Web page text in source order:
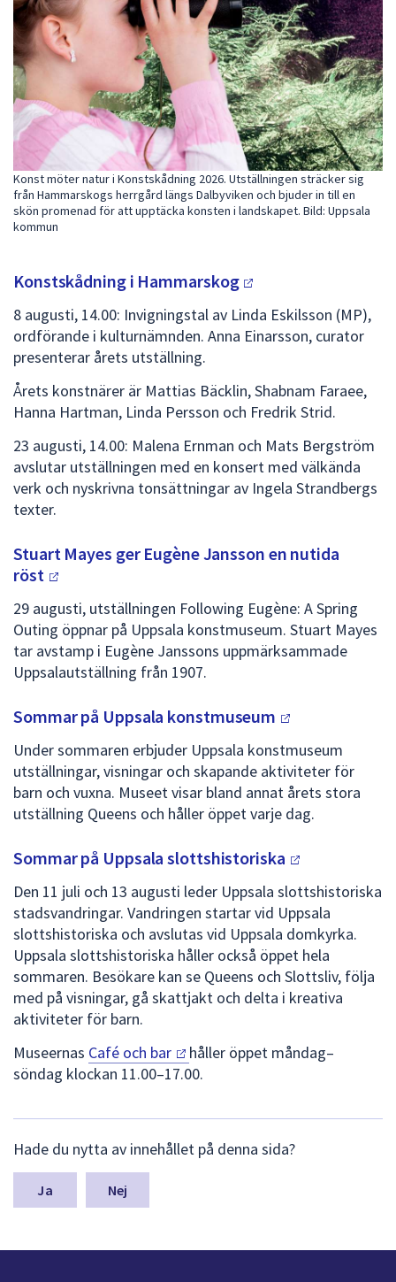
Konst möter natur i Konstskådning 2026. Utställningen sträcker sig
från Hammarskogs herrgård längs Dalbyviken och bjuder in till en
skön promenad för att upptäcka konsten i landskapet. Bild: Uppsala
kommun
Konstskådning i Hammarskog
8 augusti, 14.00: Invigningstal av Linda Eskilsson (MP),
ordförande i kulturnämnden. Anna Einarsson, curator
presenterar årets utställning.
Årets konstnärer är Mattias Bäcklin, Shabnam Faraee,
Hanna Hartman, Linda Persson och Fredrik Strid.
23 augusti, 14.00: Malena Ernman och Mats Bergström
avslutar utställningen med en konsert med välkända
verk och nyskrivna tonsättningar av Ingela Strandbergs
texter.
Stuart Mayes ger Eugène Jansson en nutida
röst
29 augusti, utställningen Following Eugène: A Spring
Outing öppnar på Uppsala konstmuseum. Stuart Mayes
tar avstamp i Eugène Janssons uppmärksammade
Uppsalautställning från 1907.
Sommar på Uppsala konstmuseum
Under sommaren erbjuder Uppsala konstmuseum
utställningar, visningar och skapande aktiviteter för
barn och vuxna. Museet visar bland annat årets stora
utställning Queens och håller öppet varje dag.
Sommar på Uppsalaslottshistoriska
Den 11 juli och 13 augusti leder Uppsala slottshistoriska
stadsvandringar. Vandringen startar vid Uppsala
slottshistoriska och avslutas vid Uppsala domkyrka.
Uppsala slottshistoriska håller också öppet hela
sommaren. Besökare kan se Queens och Slottsliv, följa
med på visningar, gå skattjakt och delta i kreativa
aktiviteter för barn.
Museernas Café och bar
håller öppet måndag–
söndag klockan 11.00–17.00.
ä
m
a
y
Hade du nytta av innehållet på denna sida?
Nej